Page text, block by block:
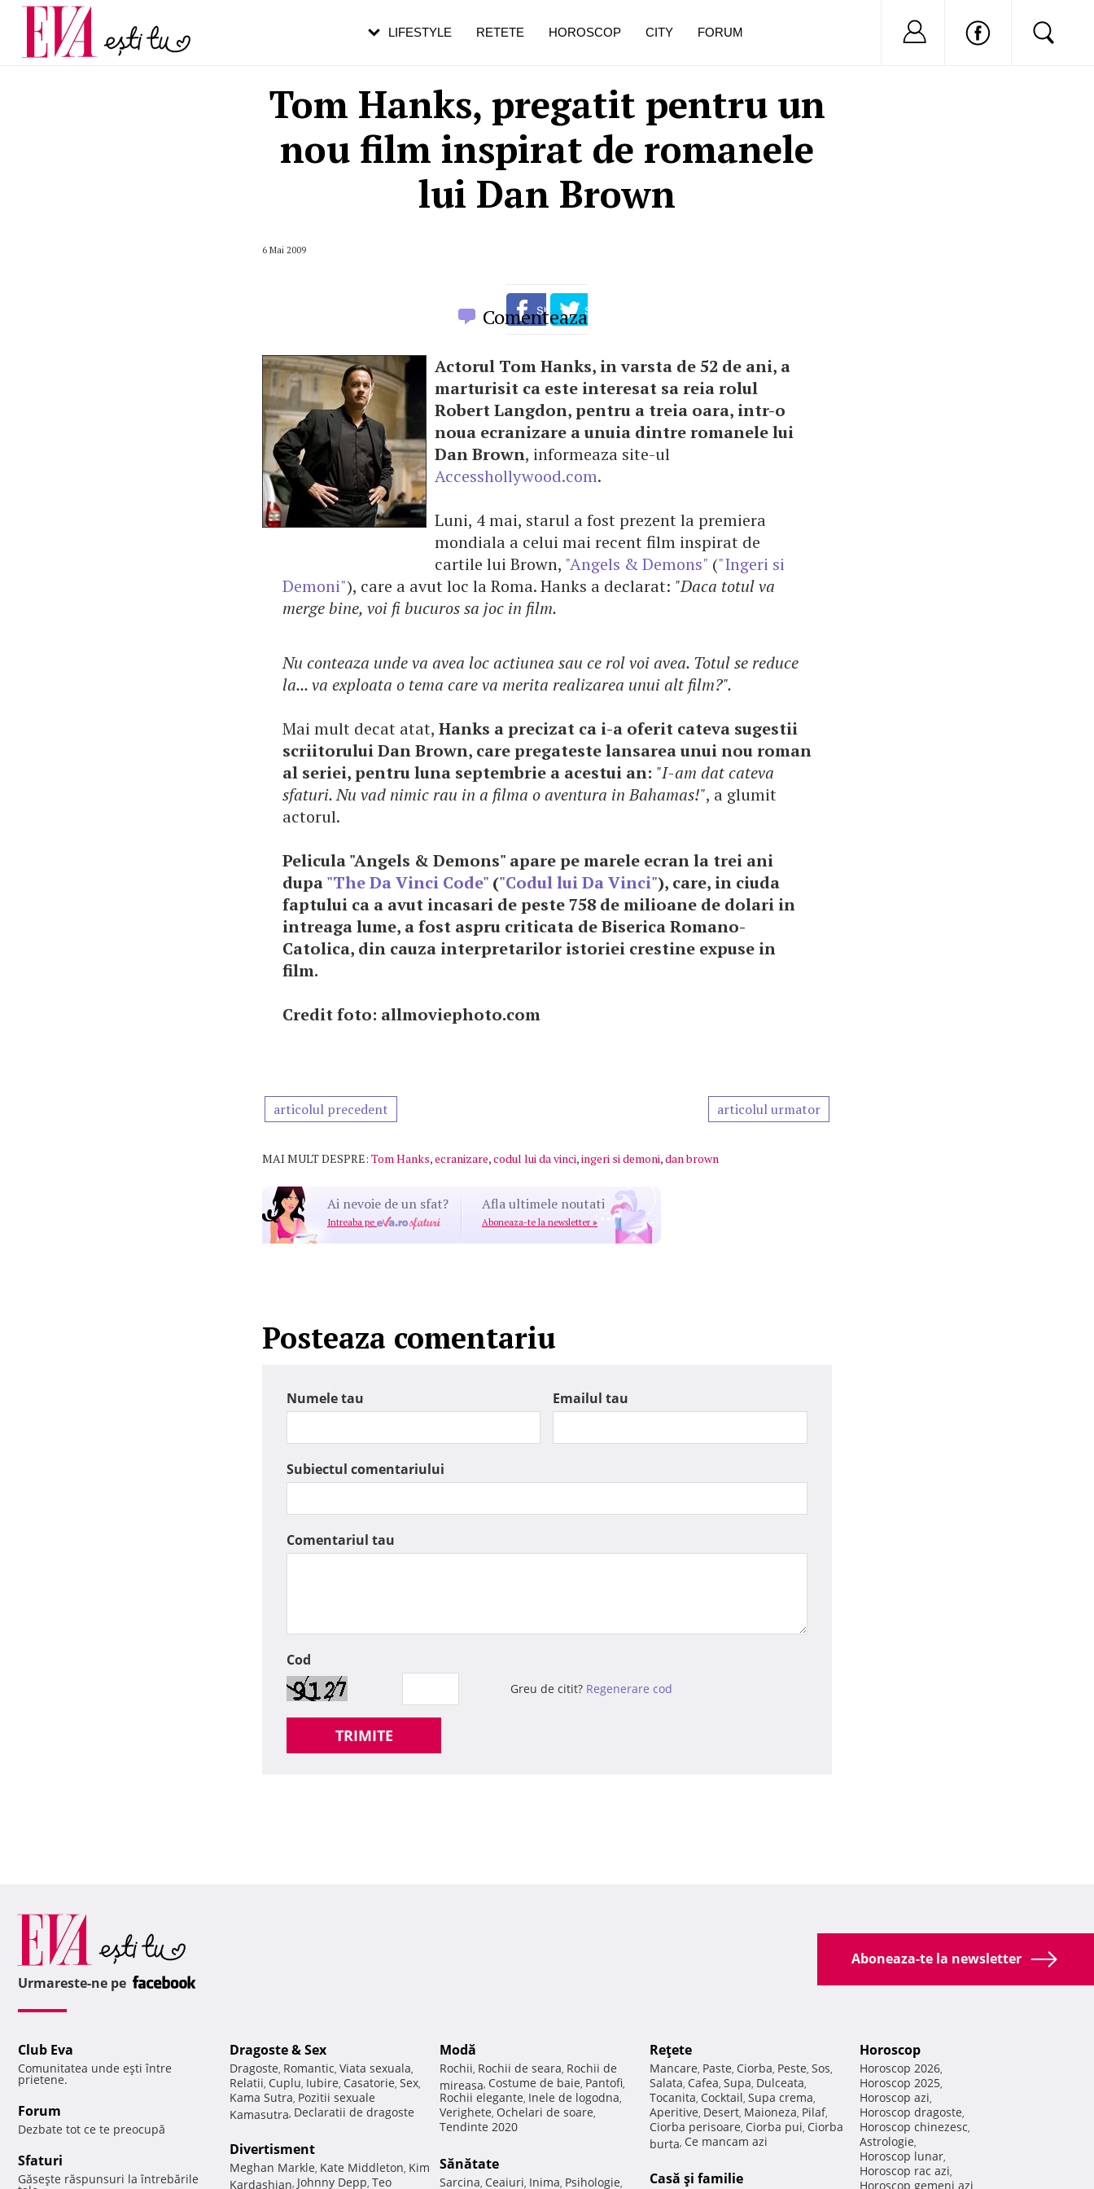
Tom Hanks, pregatit pentru un
nou film inspirat de romanele
lui Dan Brown
6 Mai 2009
Comenteaza
Actorul Tom Hanks, in varsta de 52 de ani, a
marturisit ca este interesat sa reia rolul
Robert Langdon, pentru a treia oara, intr-o
noua ecranizare a unuia dintre romanele lui
Dan Brown, informeaza site-ul
Accesshollywood.com.
Luni, 4 mai, starul a fost prezent la premiera
mondiala a celui mai recent film inspirat de
cartile lui Brown, "Angels & Demons" ("Ingeri si
Demoni"), care a avut loc la Roma. Hanks a declarat: "Daca totul va
merge bine, voi fi bucuros sa joc in film.
Nu conteaza unde va avea loc actiunea sau ce rol voi avea. Totul se reduce
la... va exploata o tema care va merita realizarea unui alt film?".
Mai mult decat atat, Hanks a precizat ca i-a oferit cateva sugestii
scriitorului Dan Brown, care pregateste lansarea unui nou roman
al seriei, pentru luna septembrie a acestui an: "I-am dat cateva
sfaturi. Nu vad nimic rau in a filma o aventura in Bahamas!", a glumit
actorul.
Pelicula "Angels & Demons" apare pe marele ecran la trei ani
dupa"The Da Vinci Code" ("Codul lui Da Vinci"), care, in ciuda
faptului ca a avut incasari de peste 758 de milioane de dolari in
intreaga lume, a fost aspru criticata de Biserica Romano-
Catolica, din cauza interpretarilor istoriei crestine expuse in
film.
Credit foto: allmoviephoto.com
articolul precedent articolul urmator
MAI MULT DESPRE: Tom Hanks,ecranizare,codul lui da vinci,ingeri si demoni,dan brown
Ai nevoie de un sfat?
Intreaba pe
Afla ultimele noutati
Aboneaza-te la newsletter »
Posteaza comentariu
Numele tau Emailul tau
Subiectul comentariului
Comentariul tau
Cod
Greu de citit? Regenerare cod
TRIMITE
LIFESTYLE RETETE HOROSCOP CITY FORUM Nu ai cont?
Carieră
Actualitate
pe măsură ce înaintezi în vârstă
Aboneaza-te la newsletter
Urmareste-ne pe
Club Eva
Comunitatea unde eşti între
prietene.
Forum
Dezbate tot ce te preocupă
Sfaturi
Găseşte răspunsuri la întrebările
Dragoste & Sex
Dragoste, Romantic, Viata sexuala,
Relatii, Cuplu, Iubire, Casatorie, Sex,
Kama Sutra, Pozitii sexuale
Kamasutra, Declaratii de dragoste
Divertisment
Meghan Markle, Kate Middleton, Kim
Kardashian, Johnny Depp, Teo
Modă
Rochii, Rochii de seara, Rochii de
mireasa, Costume de baie, Pantofi,
Rochii elegante, Inele de logodna,
Verighete, Ochelari de soare,
Tendinte 2020
Sănătate
Sarcina, Ceaiuri, Inima, Psihologie,
Reţete
Mancare, Paste, Ciorba, Peste, Sos,
Salata, Cafea, Supa, Dulceata,
Tocanita, Cocktail, Supa crema,
Aperitive, Desert, Maioneza, Pilaf,
Ciorba perisoare, Ciorba pui, Ciorba
burta, Ce mancam azi
Casă şi familie
Horoscop
Horoscop 2026,
Horoscop 2025,
Horoscop azi,
Horoscop dragoste,
Horoscop chinezesc,
Astrologie,
Horoscop lunar,
Horoscop rac azi,
Horoscop gemeni azi